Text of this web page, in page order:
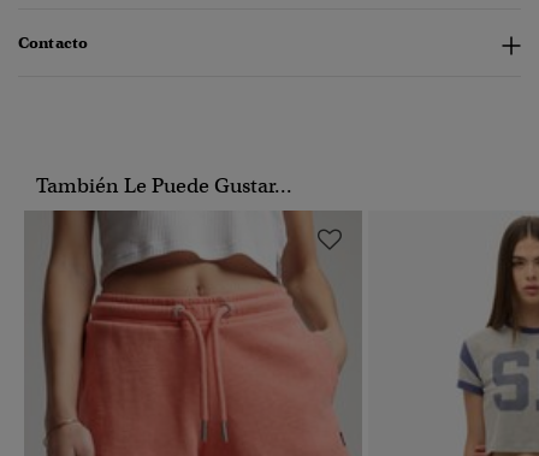
Contacto
También Le Puede Gustar...